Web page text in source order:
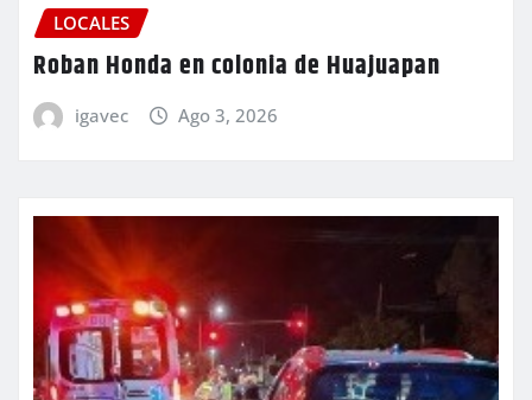
LOCALES
Roban Honda en colonia de Huajuapan
igavec Ago 3, 2026